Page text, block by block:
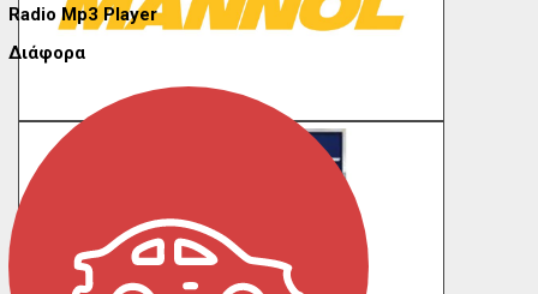
Radio Mp3 Player
Διάφορα